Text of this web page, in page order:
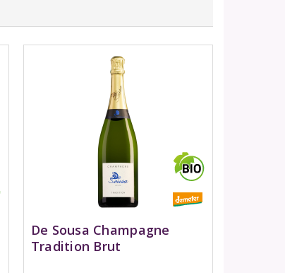
De Sousa Champagne
Tradition Brut